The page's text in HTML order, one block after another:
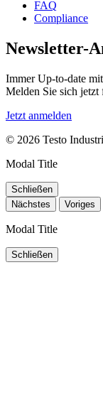
FAQ
Compliance
Newsletter-
Immer Up-to-date
Melden Sie sich jetzt
Jetzt anmelden
© 2026 Testo
Modal Title
Schließen
Nächstes
Voriges
Modal Title
Schließen